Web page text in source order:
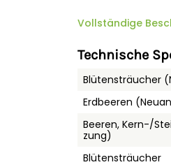
Neupflanzungen
empfehlen Ihnen
Garten- und
optimal und
Nur 1 x
Besteht aus
Enthält
Vollständige
Technische
Blütensträucher
Erdbeeren
Beeren, Kern-/
zung)
Blütensträucher